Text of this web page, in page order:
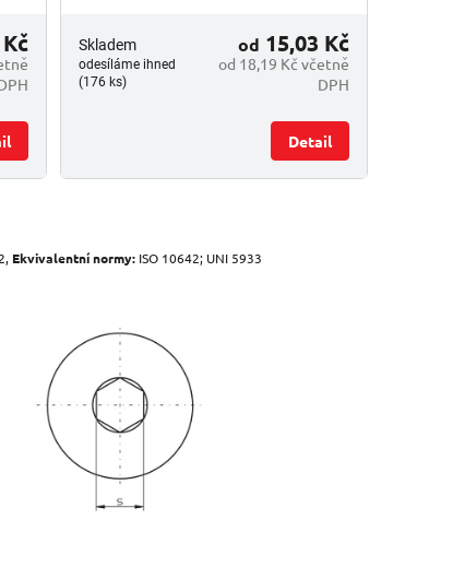
Skladem
odesíláme ihned
(176 ks)
od 18,19 Kč včetně
DPH
od 15,03 Kč
Detail
Ekvivalentní normy: ISO 10642; UNI 5933